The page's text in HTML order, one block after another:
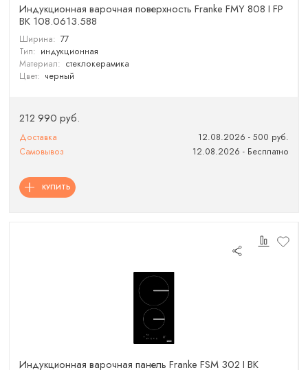
Индукционная варочная поверхность Franke FMY 808 I FP
BK 108.0613.588
Ширина: 77
Тип: индукционная
Материал: стеклокерамика
Цвет: черный
212 990 руб.
Доставка
12.08.2026 - 500 руб.
Самовывоз
12.08.2026 - Бесплатно
КУПИТЬ
Индукционная варочная панель Franke FSM 302 I BK